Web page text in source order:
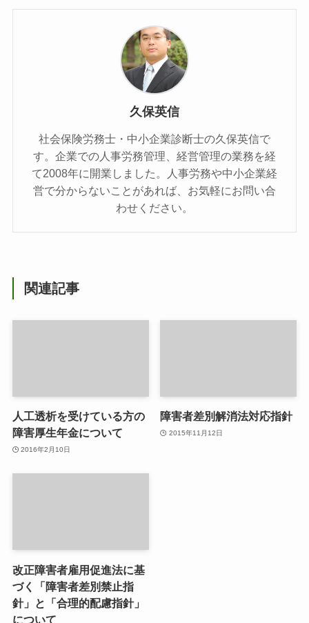
久保英信
社会保険労務士・中小企業診断士の久保英信で
す。企業での人事労務管理、経営管理の業務を経
て2008年に開業しました。人事労務や中小企業経
営で分からないことがあれば、お気軽にお問い合
わせください。
関連記事
人工透析を受けている方の
障害厚生年金について
2016年2月10日
障害者差別解消法対応指針
2015年11月12日
改正障害者雇用促進法に基
づく「障害者差別禁止指
針」と「合理的配慮指針」
について